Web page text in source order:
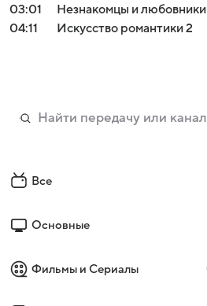
03:01
Незнакомцы и любовники
04:11
Искусство романтики 2
Все
Основные
Фильмы и Сериалы